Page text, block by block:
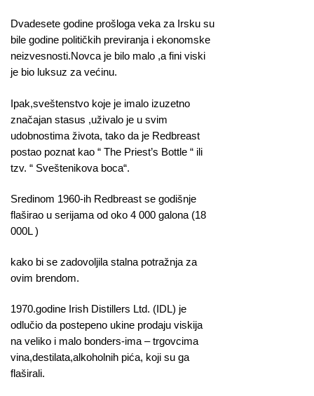
Dvadesete godine prošloga veka za Irsku su
bile godine političkih previranja i ekonomske
neizvesnosti.Novca je bilo malo ,a fini viski
je bio luksuz za većinu.
Ipak,sveštenstvo koje je imalo izuzetno
značajan stasus ,uživalo je u svim
udobnostima života, tako da je Redbreast
postao poznat kao “ The Priest’s Bottle “ ili
tzv. “ Sveštenikova boca“.
Sredinom 1960-ih Redbreast se godišnje
flaširao u serijama od oko 4 000 galona (18
000L )
kako bi se zadovoljila stalna potražnja za
ovim brendom.
1970.godine Irish Distillers Ltd. (IDL) je
odlučio da postepeno ukine prodaju viskija
na veliko i malo bonders-ima – trgovcima
vina,destilata,alkoholnih pića, koji su ga
flaširali.